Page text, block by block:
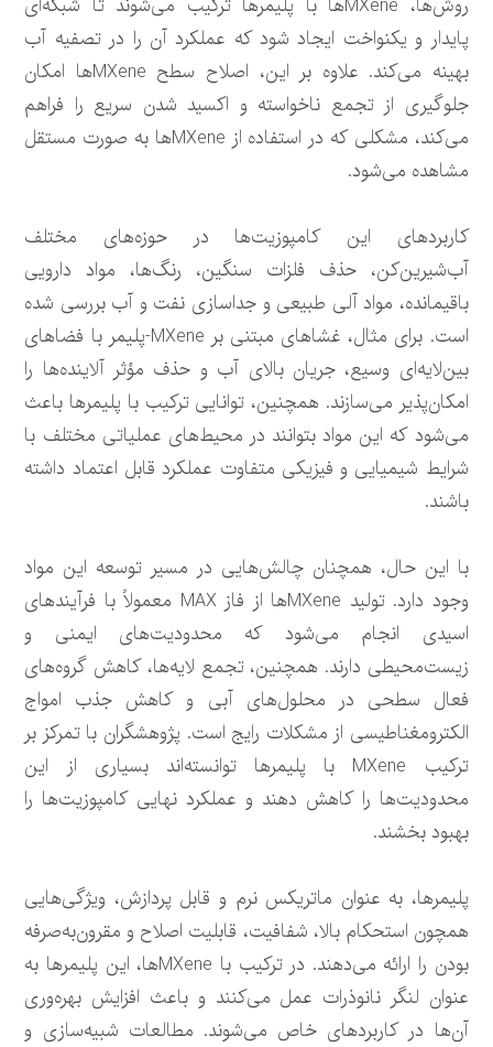
روش‌ها، MXeneها با پلیمرها ترکیب می‌شوند تا شبکه‌ای
پایدار و یکنواخت ایجاد شود که عملکرد آن را در تصفیه آب
بهینه می‌کند. علاوه بر این، اصلاح سطح MXeneها امکان
جلوگیری از تجمع ناخواسته و اکسید شدن سریع را فراهم
می‌کند، مشکلی که در استفاده از MXeneها به صورت مستقل
مشاهده می‌شود.
کاربردهای این کامپوزیت‌ها در حوزه‌های مختلف
آب‌شیرین‌کن، حذف فلزات سنگین، رنگ‌ها، مواد دارویی
باقیمانده، مواد آلی طبیعی و جداسازی نفت و آب بررسی شده
است. برای مثال، غشاهای مبتنی بر MXene-پلیمر با فضاهای
بین‌لایه‌ای وسیع، جریان بالای آب و حذف مؤثر آلاینده‌ها را
امکان‌پذیر می‌سازند. همچنین، توانایی ترکیب با پلیمرها باعث
می‌شود که این مواد بتوانند در محیط‌های عملیاتی مختلف با
شرایط شیمیایی و فیزیکی متفاوت عملکرد قابل اعتماد داشته
باشند.
با این حال، همچنان چالش‌هایی در مسیر توسعه این مواد
وجود دارد. تولید MXeneها از فاز MAX معمولاً با فرآیندهای
اسیدی انجام می‌شود که محدودیت‌های ایمنی و
زیست‌محیطی دارند. همچنین، تجمع لایه‌ها، کاهش گروه‌های
فعال سطحی در محلول‌های آبی و کاهش جذب امواج
الکترومغناطیسی از مشکلات رایج است. پژوهشگران با تمرکز بر
ترکیب MXene با پلیمرها توانسته‌اند بسیاری از این
محدودیت‌ها را کاهش دهند و عملکرد نهایی کامپوزیت‌ها را
بهبود بخشند.
پلیمرها، به عنوان ماتریکس نرم و قابل پردازش، ویژگی‌هایی
همچون استحکام بالا، شفافیت، قابلیت اصلاح و مقرون‌به‌صرفه
بودن را ارائه می‌دهند. در ترکیب با MXeneها، این پلیمرها به
عنوان لنگر نانوذرات عمل می‌کنند و باعث افزایش بهره‌وری
آن‌ها در کاربردهای خاص می‌شوند. مطالعات شبیه‌سازی و